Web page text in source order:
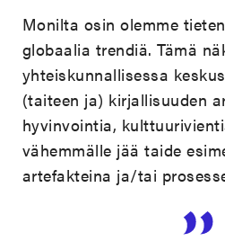
Monilta osin olemme
globaalia trendiä. Tämä
yhteiskunnallisessa
(taiteen ja) kirjallisuuden
hyvinvointia,
vähemmälle jää taide
artefakteina ja/tai